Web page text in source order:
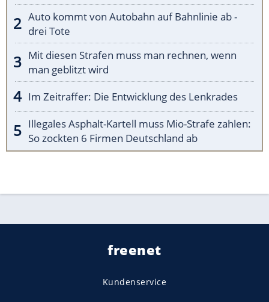
Auto kommt von Autobahn auf Bahnlinie ab -
drei Tote
Mit diesen Strafen muss man rechnen, wenn
man geblitzt wird
Im Zeitraffer: Die Entwicklung des Lenkrades
Illegales Asphalt-Kartell muss Mio-Strafe zahlen:
So zockten 6 Firmen Deutschland ab
freenet
Kundenservice